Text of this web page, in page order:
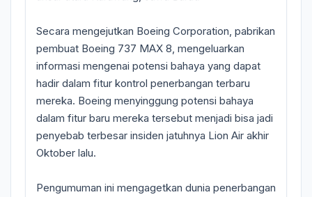
Secara mengejutkan Boeing Corporation, pabrikan
pembuat Boeing 737 MAX 8, mengeluarkan
informasi mengenai potensi bahaya yang dapat
hadir dalam fitur kontrol penerbangan terbaru
mereka. Boeing menyinggung potensi bahaya
dalam fitur baru mereka tersebut menjadi bisa jadi
penyebab terbesar insiden jatuhnya Lion Air akhir
Oktober lalu.
Pengumuman ini mengagetkan dunia penerbangan